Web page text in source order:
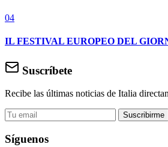
04
IL FESTIVAL EUROPEO DEL
Suscríbete
Recibe las últimas noticias de Italia
Suscribirme
Síguenos